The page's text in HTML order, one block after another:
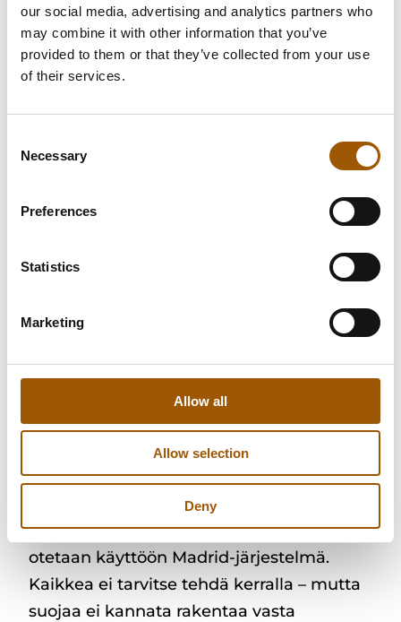
our social media, advertising and analytics partners who
may combine it with other information that you’ve
provided to them or that they’ve collected from your use
of their services.
Selection
Necessary
Preferences
Statistics
Marketing
Allow all
Allow selection
Deny
ole rakennettu sellaiseksi. Yritys voi toimia
Suomesta käsin, mutta oikeudellinen riski
voi realisoitua Saksassa, Ranskassa tai
suoja haetaan vasta ongelman ilmetessä.
rekisteröinti estää muita toimimasta
todellista markkinasuunnitelmaa – tai
kasvumarkkinoita.
Strategisesti kestävä ratkaisu on usein
vaiheittainen. Rakennetaan ensin vahva
kotimainen suoja. Kun liiketoiminta
kasvaa useaan EU-maahan, siirrytään EU-
tavaramerkkiin. Kun markkina laajenee
EU:n ulkopuolelle tai sijoittajat
edellyttävät laajempaa IP-strategiaa,
otetaan käyttöön Madrid-järjestelmä.
Kaikkea ei tarvitse tehdä kerralla – mutta
suojaa ei kannata rakentaa vasta